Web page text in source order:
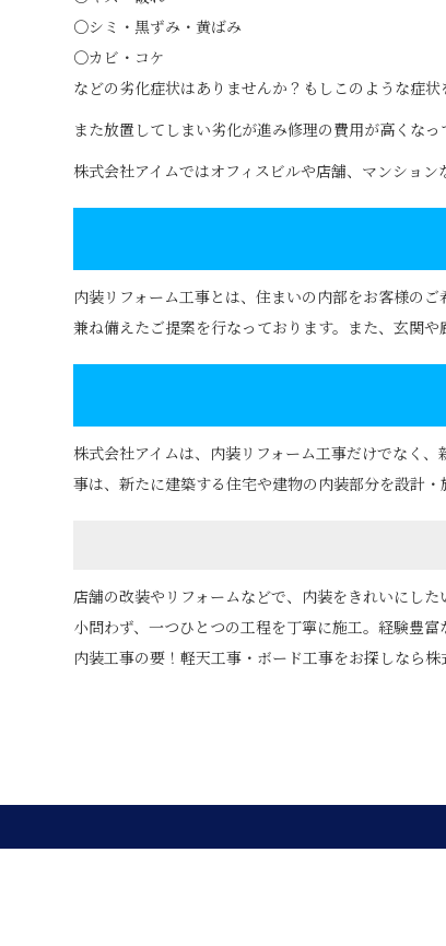
〇シミ・黒ずみ・黄ばみ
〇カビ・コケ
などの劣化症状はありませんか？もしこのような症
また放置してしまい劣化が進み修理の費用が高くな
株式会社アイムではオフィスビルや店舗、マンショ
内装リフォーム工事とは、住まいの内部をお客様の
兼ね備えたご提案を行なっております。また、玄関
株式会社アイムは、内装リフォーム工事だけでなく
事は、新たに建築する住宅や建物の内装部分を設計
店舗の改装やリフォームなどで、内装をきれいにし
小問わず、一つひとつの工程を丁寧に施工。経験豊
内装工事の要！軽天工事・ボード工事をお探しなら株